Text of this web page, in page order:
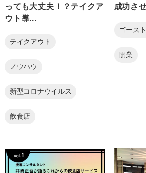
っても大丈夫！？テイクア
ウト導...
テイクアウト
ノウハウ
新型コロナウイルス
飲食店
成功さ
ゴース
開業